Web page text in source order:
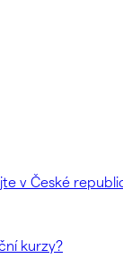
v České
kurzy?